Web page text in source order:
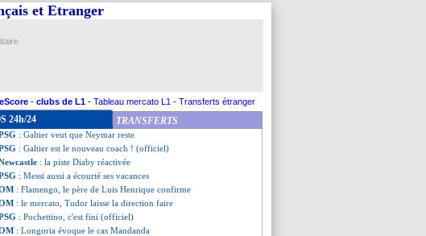
et Etranger
- clubs de L1 - Tableau mercato L1 - Transferts étranger
24h/24 TRANSFERTS
: Longoria fait le point sur Milik et Alvaro
Ham
PSG: Galtier, les mots forts d'Al-Khelaïfi
: Longoria vise cinq à huit recrues !
: Galtier veut que Neymar reste
: Galtier est le nouveau coach ! (officiel)
: la piste Diaby réactivée
: Messi aussi a écourté ses vacances
: Flamengo, le père de Luis Henrique confirme
: le mercato, Tudor laisse la direction faire
: Pochettino, c'est fini (officiel)
: Longoria évoque le cas Mandanda